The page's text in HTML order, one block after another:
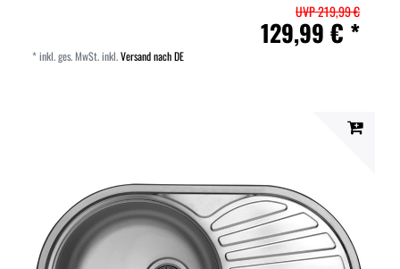
UVP 219,99 €
129,99 € *
*inkl. ges. MwSt.inkl.Versand nach DE